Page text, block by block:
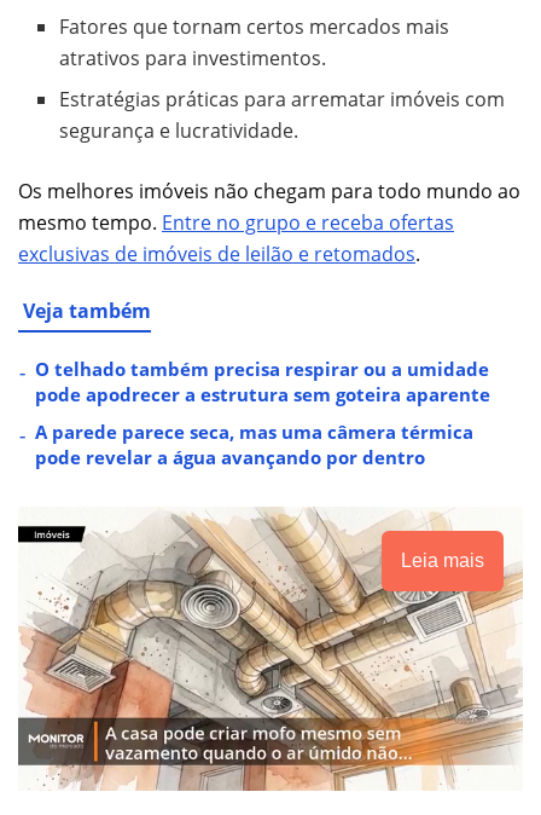
Fatores que tornam certos mercados mais
atrativos para investimentos.
Estratégias práticas para arrematar imóveis com
segurança e lucratividade.
Os melhores imóveis não chegam para todo mundo ao
mesmo tempo. Entre no grupo e receba ofertas
exclusivas de imóveis de leilão e retomados.
Veja também
O telhado também precisa respirar ou a umidade
pode apodrecer a estrutura sem goteira aparente
A parede parece seca, mas uma câmera térmica
pode revelar a água avançando por dentro
Leia mais